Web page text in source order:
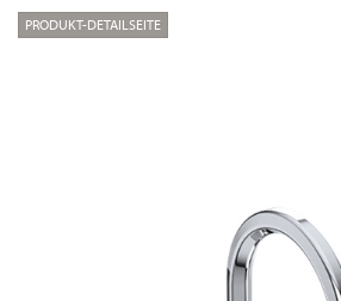
PRODUKT-DETAILSEITE